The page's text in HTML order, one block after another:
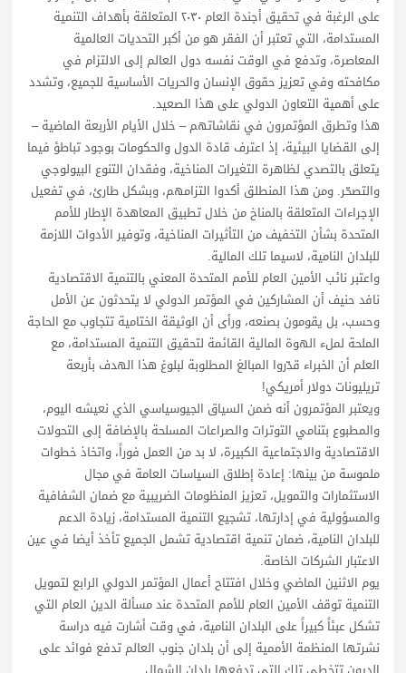
على الرغبة في تحقيق أجندة العام ٢٠٣٠ المتعلقة بأهداف التنمية
المستدامة، التي تعتبر أن الفقر هو من أكبر التحديات العالمية
المعاصرة، وتدفع في الوقت نفسه دول العالم إلى الالتزام في
مكافحته وفي تعزيز حقوق الإنسان والحريات الأساسية للجميع، وتشدد
على أهمية التعاون الدولي على هذا الصعيد.
هذا وتطرق المؤتمرون في نقاشاتهم – خلال الأيام الأربعة الماضية –
إلى القضايا البيئية، إذ اعترف قادة الدول والحكومات بوجود تباطؤ فيما
يتعلق بالتصدي لظاهرة التغيرات المناخية، وفقدان التنوع البيولوجي
والتصحّر. ومن هذا المنطلق أكدوا التزامهم، وبشكل طارئ، في تفعيل
الإجراءات المتعلقة بالمناخ من خلال تطبيق المعاهدة الإطار للأمم
المتحدة بشأن التخفيف من التأثيرات المناخية، وتوفير الأدوات اللازمة
للبلدان النامية، لاسيما تلك المالية.
واعتبر نائب الأمين العام للأمم المتحدة المعني بالتنمية الاقتصادية
نافد حنيف أن المشاركين في المؤتمر الدولي لا يتحدثون عن الأمل
وحسب، بل يقومون بصنعه، ورأى أن الوثيقة الختامية تتجاوب مع الحاجة
الملحة لملء الهوة المالية القائمة لتحقيق التنمية المستدامة، مع
العلم أن الخبراء قدّروا المبالغ المطلوبة لبلوغ هذا الهدف بأربعة
تريليونات دولار أمريكي!
ويعتبر المؤتمرون أنه ضمن السياق الجيوسياسي الذي نعيشه اليوم،
والمطبوع بتنامي التوترات والصراعات المسلحة بالإضافة إلى التحولات
الاقتصادية والاجتماعية الكبيرة، لا بد من العمل فوراً، واتخاذ خطوات
ملموسة من بينها: إعادة إطلاق السياسات العامة في مجال
الاستثمارات والتمويل، تعزيز المنظومات الضريبية مع ضمان الشفافية
والمسؤولية في إدارتها، تشجيع التنمية المستدامة، زيادة الدعم
للبلدان النامية، ضمان تنمية اقتصادية تشمل الجميع تأخذ أيضا في عين
الاعتبار الشركات الخاصة.
يوم الاثنين الماضي وخلال افتتاح أعمال المؤتمر الدولي الرابع لتمويل
التنمية توقف الأمين العام للأمم المتحدة عند مسألة الدين العام التي
تشكل عبئاً كبيراً على البلدان النامية، في وقت أشارت فيه دراسة
نشرتها المنظمة الأممية إلى أن بلدان جنوب العالم تدفع فوائد على